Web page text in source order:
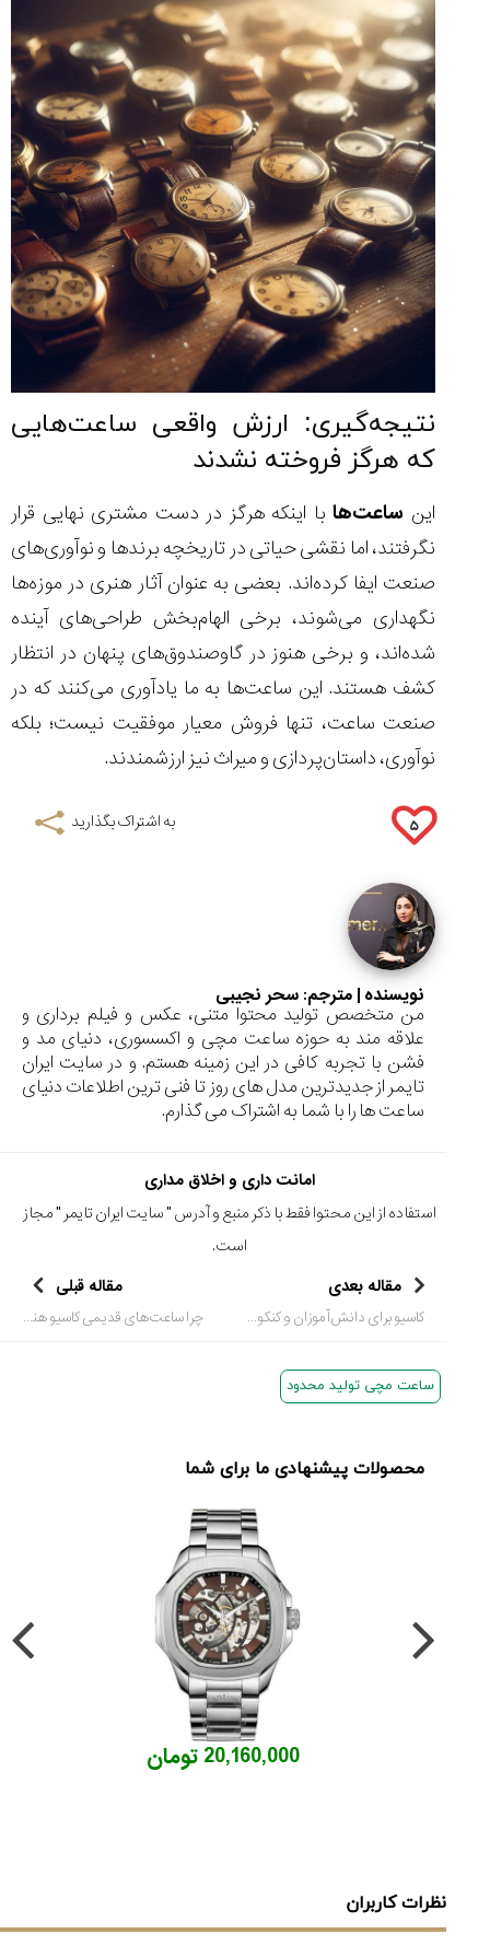
نتیجه‌گیری: ارزش واقعی ساعت‌هایی
که هرگز فروخته نشدند
این ساعت‌هابا اینکه هرگز در دست مشتری نهایی قرار
نگرفتند، اما نقشی حیاتی در تاریخچه برندها و نوآوری‌های
صنعت ایفا کرده‌اند. بعضی به عنوان آثار هنری در موزه‌ها
نگهداری می‌شوند، برخی الهام‌بخش طراحی‌های آینده
شده‌اند، و برخی هنوز در گاوصندوق‌های پنهان در انتظار
کشف هستند. این ساعت‌ها به ما یادآوری می‌کنند که در
صنعت ساعت، تنها فروش معیار موفقیت نیست؛ بلکه
نوآوری، داستان‌پردازی و میراث نیز ارزشمندند.
۵ به اشتراک بگذارید
نویسنده | مترجم: سحر نجیبی
من متخصص تولید محتوا متنی، عکس و فیلم برداری و
علاقه مند به حوزه ساعت مچی و اکسسوری، دنیای مد و
فشن با تجربه کافی در این زمینه هستم. و در سایت ایران
تایمر از جدیدترین مدل های روز تا فنی ترین اطلاعات دنیای
ساعت ها را با شما به اشتراک می گذارم.
امانت داری و اخلاق مداری
استفاده از این محتوا فقط با ذکر منبع و آدرس "سایت ایران تایمر " مجاز
است.
مقاله بعدی
کاسیو برای دانش‌آموزان و کنکوری‌ها؛ چرا هنوز بهترین انتخاب است؟
مقاله قبلی
چرا ساعت‌های قدیمی کاسیو هنوز در دل کلکسیونرها جا دارند؟
ساعت مچی تولید محدود
محصولات پیشنهادی ما برای شما
20,160,000 تومان
نظرات کاربران